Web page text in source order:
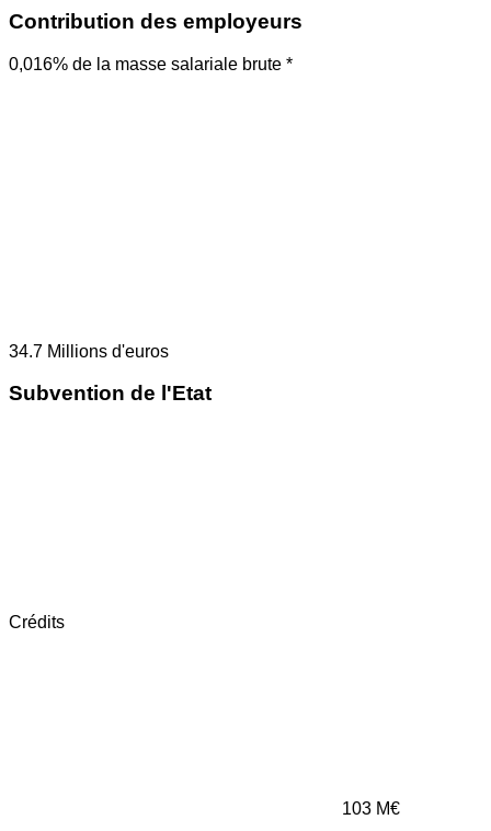
Contribution des employeurs
0,016% de la masse salariale brute *
34.7 Millions d'euros
Subvention de l'Etat
Crédits
103 M€